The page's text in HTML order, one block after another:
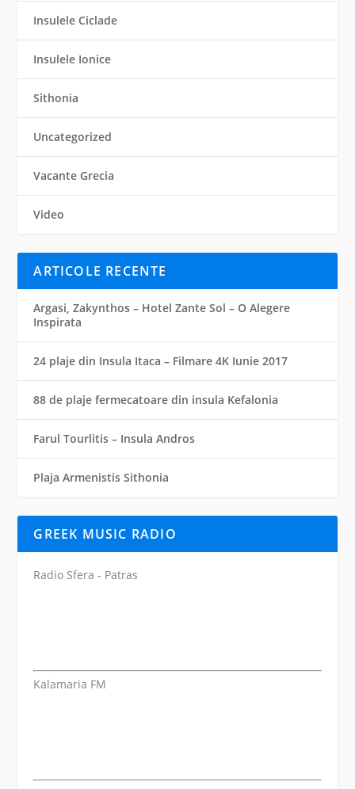
Insulele Ciclade
Insulele Ionice
Sithonia
Uncategorized
Vacante Grecia
Video
ARTICOLE RECENTE
Argasi, Zakynthos – Hotel Zante Sol – O Alegere
Inspirata
24 plaje din Insula Itaca – Filmare 4K Iunie 2017
88 de plaje fermecatoare din insula Kefalonia
Farul Tourlitis – Insula Andros
Plaja Armenistis Sithonia
GREEK MUSIC RADIO
Radio Sfera - Patras
Kalamaria FM